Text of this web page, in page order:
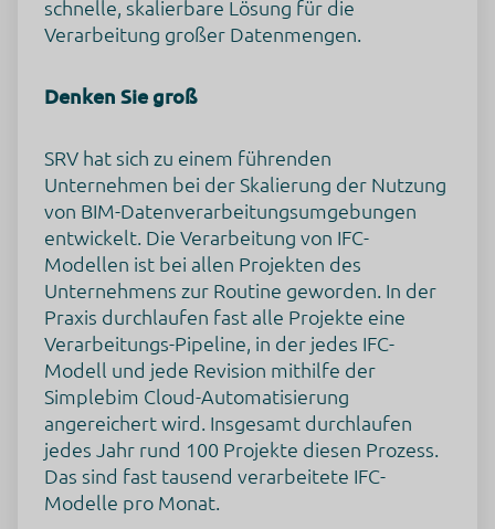
schnelle, skalierbare Lösung für die
Verarbeitung großer Datenmengen.
Denken Sie groß
SRV hat sich zu einem führenden
Unternehmen bei der Skalierung der Nutzung
von BIM-Datenverarbeitungsumgebungen
entwickelt. Die Verarbeitung von IFC-
Modellen ist bei allen Projekten des
Unternehmens zur Routine geworden. In der
Praxis durchlaufen fast alle Projekte eine
Verarbeitungs-Pipeline, in der jedes IFC-
Modell und jede Revision mithilfe der
Simplebim Cloud-Automatisierung
angereichert wird. Insgesamt durchlaufen
jedes Jahr rund 100 Projekte diesen Prozess.
Das sind fast tausend verarbeitete IFC-
Modelle pro Monat.
Aufbewahrungsdauer
werden. Die Daten müssen gelöscht werden, sobald sie für
Die Daten werden nach 14 Tagen Abruf gelöscht.
Datenempfänger
Alphabet Inc.
Google LLC
Google Ireland Limited
Datenschutzbeauftragter der verarbeitenden Firma
Nachfolgend finden Sie die E-Mail-Adresse des
Datenschutzbeauftragten des verarbeitenden
Unternehmens.
https://support.google.com/policies/contact/general_privac
y_form
Weitergabe an Drittländer
Dieser Service kann die erfassten Daten an ein anderes Land
weiterleiten. Bitte beachten Sie, dass dieser Service Daten
außerhalb der Europäischen Union und des europäischen